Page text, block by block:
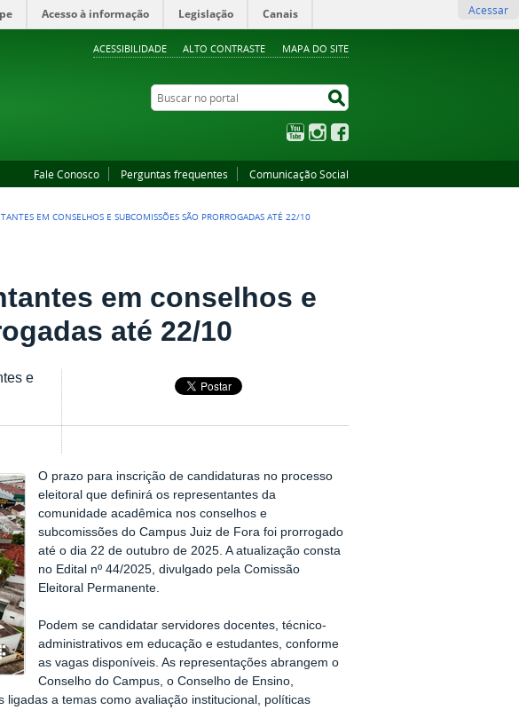
ACESSIBILIDADE ALTO CONTRASTE MAPA DO SITE
Acesso à informação Legislação Canais Acessar
Buscar no portal
YouTubeInstagram
Fale Conosco Perguntas frequentes Comunicação Social
EM CONSELHOS E SUBCOMISSÕES SÃO PRORROGADAS ATÉ 22/10
em conselhos e
até 22/10
e
O prazo para inscrição de candidaturas no processo
eleitoral que definirá os representantes da
comunidade acadêmica nos conselhos e
subcomissões do Campus Juiz de Fora foi prorrogado
até o dia 22 de outubro de 2025. A atualização consta
no Edital nº 44/2025, divulgado pela Comissão
Eleitoral Permanente.
Podem se candidatar servidores docentes, técnico-
administrativos em educação e estudantes, conforme
as vagas disponíveis. As representações abrangem o
Conselho do Campus, o Conselho de Ensino,
ligadas a temas como avaliação institucional, políticas